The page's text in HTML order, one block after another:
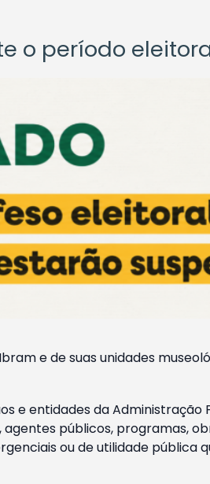
o período
e de suas unidades
e entidades da Administração
públicos, programas,
ou de utilidade pública